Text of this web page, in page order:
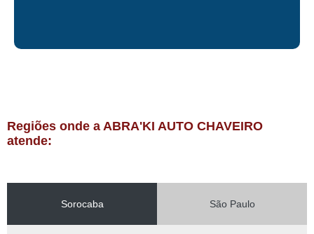
Regiões onde a ABRA'KI AUTO CHAVEIRO
atende:
Sorocaba São Paulo